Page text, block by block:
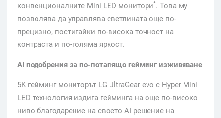
конвенционалните Mini LED монитори*. Това му
позволява да управлява светлината още по-
прецизно, постигайки по-висока точност на
контраста и по-голяма яркост.
AI подобрения за по-потапящо гейминг изживяване
5K гейминг мониторът LG UltraGear evo с Hyper Mini
LED технология издига гейминга на още по-високо
ниво благодарение на своето AI решение на